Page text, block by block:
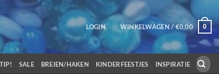
LOGIN WINKELWAGEN /€0,00 0
SALE BREIEN/HAKEN KINDERFEESTJES INSPIRATIE
Zoeken
naar: